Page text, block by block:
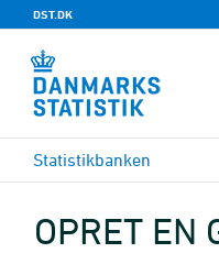
DST.DK
Statistikbanken
OPRET EN